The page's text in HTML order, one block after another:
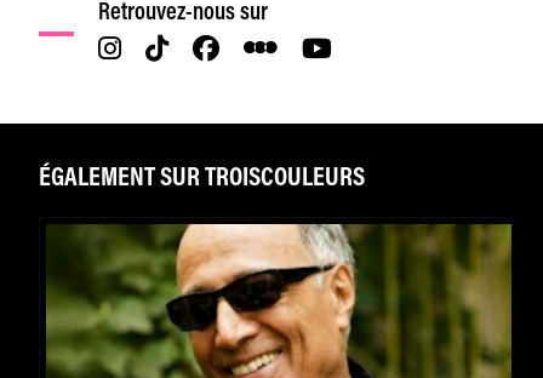
Retrouvez-nous sur
ÉGALEMENT SUR TROISCOULEURS